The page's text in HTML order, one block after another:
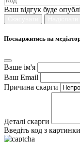
Ваш відгук буде
Поскаржитись на
Ваше ім'я
Ваш Email
Причина скарги
Деталі скарги
Введіть код з